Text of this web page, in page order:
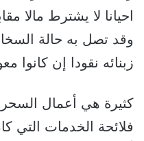
احيانا لا يشترط مالا
وقد تصل به حالة
زبنائه نقودا إن كانوا
كثيرة هي أعمال السحر
فلائحة الخدمات التي